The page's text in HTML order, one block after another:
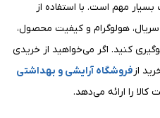
مهم است. با استفاده از
هولوگرام و کیفیت محصول،
کنید. اگر می‌خواهید از خریدی
ازفروشگاه آرایشی و بهداشتی
را ارائه می‌دهد.